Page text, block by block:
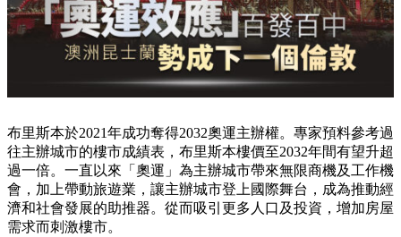
布里斯本於2021年成功奪得2032奧運主辦權。專家預料參考過
往主辦城市的樓市成績表，布里斯本樓價至2032年間有望升超
過一倍。一直以來「奧運」為主辦城市帶來無限商機及工作機
會，加上帶動旅遊業，讓主辦城市登上國際舞台，成為推動經
濟和社會發展的助推器。從而吸引更多人口及投資，增加房屋
需求而刺激樓市。